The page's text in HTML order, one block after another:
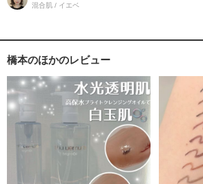
混合肌 / イエベ
橋本のほかのレビュー